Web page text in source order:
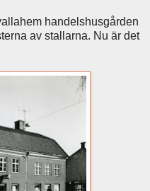
handelshusgården
av stallarna. Nu är det